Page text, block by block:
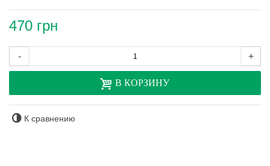
470 грн
- +
В КОРЗИНУ
К сравнению